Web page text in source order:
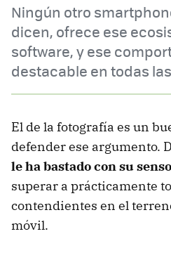
Ningún otro
dicen, ofrece ese
software, y ese
destacable en todas
El de la fotografía es un
defender ese argumento.
le ha bastado con su
superar a prácticamente
contendientes en el
móvil.